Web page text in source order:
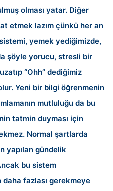
olması yatar. Diğer
etmek lazım çünkü her an
yemek yediğimizde,
şöyle yorucu, stresli bir
“Ohh” dediğimiz
Yeni bir bilgi öğrenmenin
mutluluğu da bu
tatmin duyması için
Normal şartlarda
yapılan gündelik
bu sistem
fazlası gerekmeye